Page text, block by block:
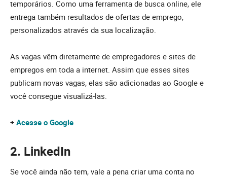
temporários. Como uma ferramenta de busca online, ele
entrega também resultados de ofertas de emprego,
personalizados através da sua localização.
As vagas vêm diretamente de empregadores e sites de
empregos em toda a internet. Assim que esses sites
publicam novas vagas, elas são adicionadas ao Google e
você consegue visualizá-las.
+ Acesse o Google
2. LinkedIn
Se você ainda não tem, vale a pena criar uma conta no